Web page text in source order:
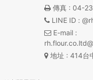
傳真: 04-
LINE ID :
E-mail:
地址 : 414台